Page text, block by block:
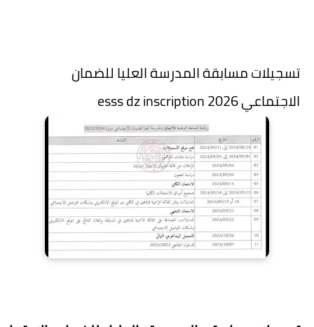
تسجيلات مسابقة المدرسة العليا للضمان
الاجتماعي 2026 esss dz inscription